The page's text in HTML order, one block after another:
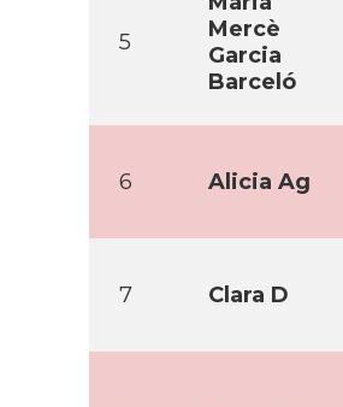
5
Mercè
Garcia
Barceló
6 Alicia Ag
7 Clara D